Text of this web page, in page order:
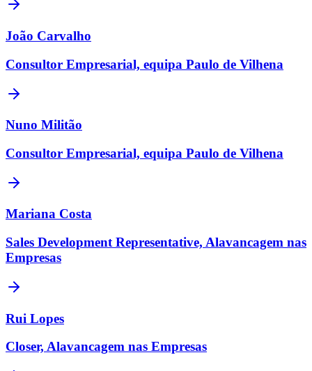
João Carvalho
Consultor Empresarial, equipa Paulo de Vilhena
Nuno Militão
Consultor Empresarial, equipa Paulo de Vilhena
Mariana Costa
Sales Development Representative, Alavancagem nas
Empresas
Rui Lopes
Closer, Alavancagem nas Empresas